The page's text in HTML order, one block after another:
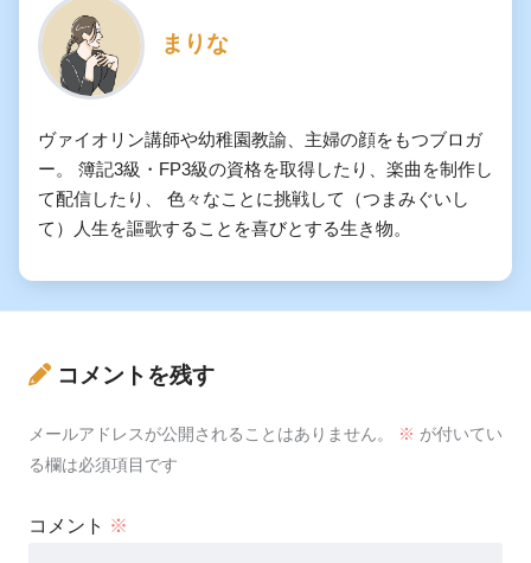
まりな
ヴァイオリン講師や幼稚園教諭、主婦の顔をもつブロガ
ー。 簿記3級・FP3級の資格を取得したり、楽曲を制作し
て配信したり、 色々なことに挑戦して（つまみぐいし
て）人生を謳歌することを喜びとする生き物。
コメントを残す
メールアドレスが公開されることはありません。 ※ が付いてい
る欄は必須項目です
コメント ※